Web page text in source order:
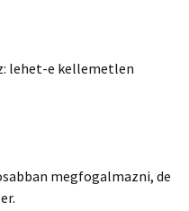
lehet-e kellemetlen
megfogalmazni, de